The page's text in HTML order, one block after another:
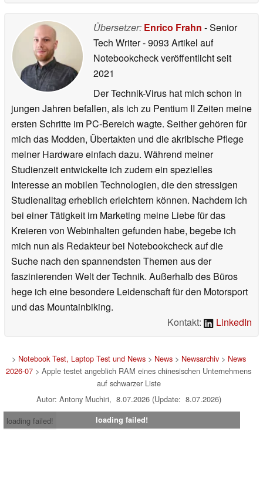
Übersetzer: Enrico Frahn - Senior
Tech Writer- 9093 Artikel auf
Notebookcheck veröffentlichtseit
2021
Der Technik-Virus hat mich schon in
jungen Jahren befallen, als ich zu Pentium II Zeiten meine
ersten Schritte im PC-Bereich wagte. Seither gehören für
mich das Modden, Übertakten und die akribische Pflege
meiner Hardware einfach dazu. Während meiner
Studienzeit entwickelte ich zudem ein spezielles
Interesse an mobilen Technologien, die den stressigen
Studienalltag erheblich erleichtern können. Nachdem ich
bei einer Tätigkeit im Marketing meine Liebe für das
Kreieren von Webinhalten gefunden habe, begebe ich
mich nun als Redakteur bei Notebookcheck auf die
Suche nach den spannendsten Themen aus der
faszinierenden Welt der Technik. Außerhalb des Büros
hege ich eine besondere Leidenschaft für den Motorsport
und das Mountainbiking.
Kontakt:
LinkedIn
> Notebook Test, Laptop Test und News> News> Newsarchiv> News
2026-07 > Apple testet angeblich RAM eines chinesischen Unternehmens
auf schwarzer Liste
Autor: Antony Muchiri, 8.07.2026 (Update: 8.07.2026)
loading failed!
loading failed!